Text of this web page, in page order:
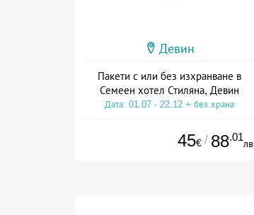
Девин
Пакети с или без изхранване в
Семеен хотел Стиляна, Девин
Дата: 01.07 - 22.12 + без храна
45€ / 88.01
лв.